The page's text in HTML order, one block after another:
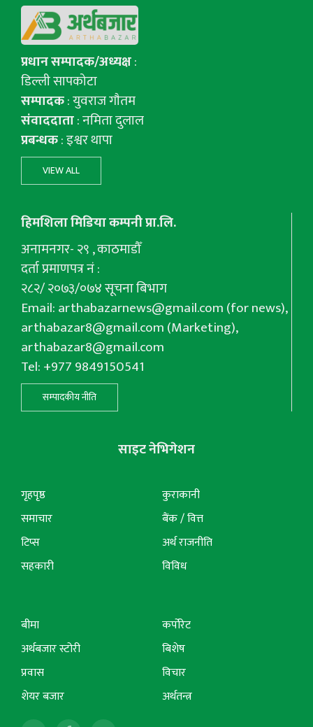
प्रधान सम्पादक/अध्यक्ष:
डिल्ली सापकोटा
सम्पादक: युवराज गाैतम
संवाददाता: नमिता दुलाल
प्रबन्धक: इश्वर थापा
VIEW ALL
हिमशिला मिडिया कम्पनी प्रा.लि.
अनामनगर- २९ , काठमाडौँ
दर्ता प्रमाणपत्र नं :
२८२/ २०७३/०७४ सूचना बिभाग
Email:arthabazarnews@gmail.com(for news),
arthabazar8@gmail.com(Marketing),
arthabazar8@gmail.com
Tel: +977 9849150541
सम्पादकीय नीति
साइट नेभिगेशन
गृहपृष्ठ
समाचार
टिप्स
सहकारी
कुराकानी
बैंक / वित्त
अर्थ राजनीति
विविध
बीमा
अर्थबजार स्टोरी
प्रवास
शेयर बजार
कर्पोरेट
बिशेष
विचार
अर्थतन्त्र